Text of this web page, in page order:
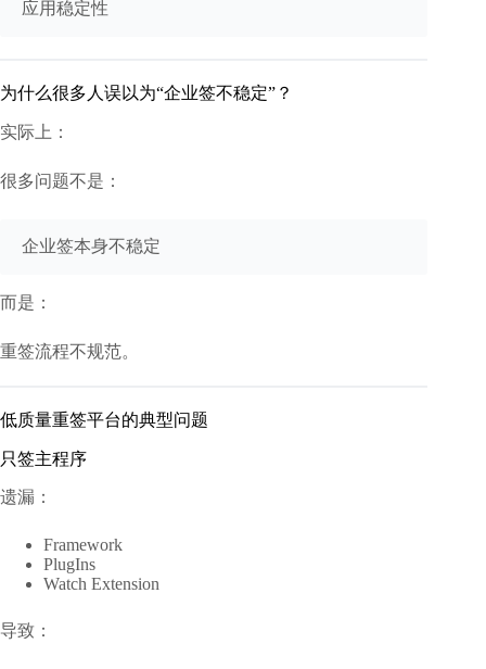
为什么很多人误以为“企业签不稳定”？
实际上：
很多问题不是：
而是：
重签流程不规范。
低质量重签平台的典型问题
只签主程序
遗漏：
Framework
PlugIns
Watch Extension
导致：